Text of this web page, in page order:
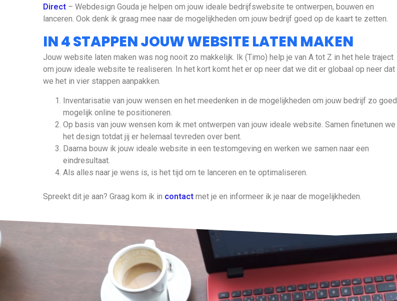
Direct – Webdesign Gouda je helpen om jouw ideale bedrijfswebsite te ontwerpen, bouwen en
lanceren. Ook denk ik graag mee naar de mogelijkheden om jouw bedrijf goed op de kaart te zetten.
IN 4 STAPPEN JOUW WEBSITE LATEN MAKEN
Jouw website laten maken was nog nooit zo makkelijk. Ik (Timo) help je van A tot Z in het hele traject
om jouw ideale website te realiseren. In het kort komt het er op neer dat we dit er globaal op neer dat
we het in vier stappen aanpakken.
Inventarisatie van jouw wensen en het meedenken in de mogelijkheden om jouw bedrijf zo goed
mogelijk online te positioneren.
Op basis van jouw wensen kom ik met ontwerpen van jouw ideale website. Samen finetunen we
het design totdat jij er helemaal tevreden over bent.
Daarna bouw ik jouw ideale website in een testomgeving en werken we samen naar een
eindresultaat.
Als alles naar je wens is, is het tijd om te lanceren en te optimaliseren.
Spreekt dit je aan? Graag kom ik in contact met je en informeer ik je naar de mogelijkheden.